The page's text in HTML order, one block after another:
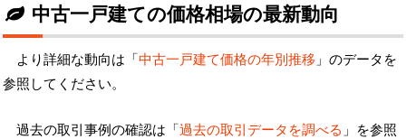
中古一戸建ての価格相場の最新動向
より詳細な動向は「中古一戸建て価格の年別推移 」のデータを
参照してください。
過去の取引事例の確認は「過去の取引データを調べる 」を参照